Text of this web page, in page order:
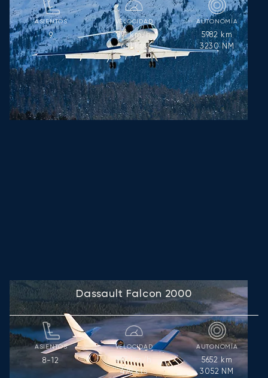
ASIENTOS
9
VELOCIDAD
891km/h
481kts
AUTONOMÍA
5982 km
3230NM
Dassault Falcon 2000
ASIENTOS
8-12
VELOCIDAD
887km/h
479kts
AUTONOMÍA
5652 km
3052 NM